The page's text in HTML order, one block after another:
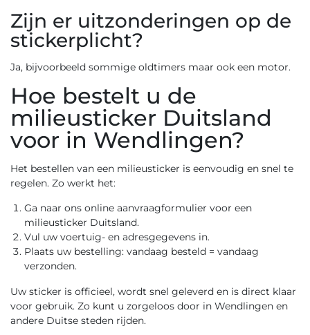
Zijn er uitzonderingen op de
stickerplicht?
Ja, bijvoorbeeld sommige oldtimers maar ook een motor.
Hoe bestelt u de
milieusticker Duitsland
voor in Wendlingen?
Het bestellen van een milieusticker is eenvoudig en snel te
regelen. Zo werkt het:
Ga naar ons online aanvraagformulier voor een
milieusticker Duitsland.
Vul uw voertuig- en adresgegevens in.
Plaats uw bestelling: vandaag besteld = vandaag
verzonden.
Uw sticker is officieel, wordt snel geleverd en is direct klaar
voor gebruik. Zo kunt u zorgeloos door in Wendlingen en
andere Duitse steden rijden.